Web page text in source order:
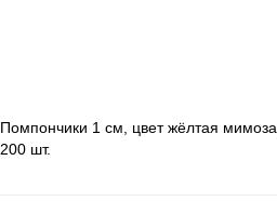
Помпончики 1 см, цвет жёлтая мимоза,
200 шт.